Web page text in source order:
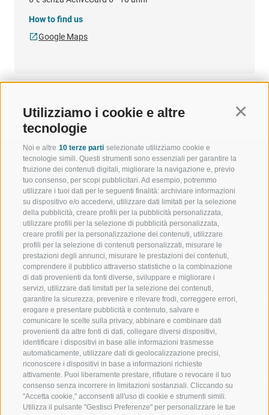
Utilizziamo i cookie e altre
tecnologie
Noi e altre 10 terze parti selezionate utilizziamo cookie e
tecnologie simili. Questi strumenti sono essenziali per garantire la
fruizione dei contenuti digitali, migliorare la navigazione e, previo
tuo consenso, per scopi pubblicitari. Ad esempio, potremmo
utilizzare i tuoi dati per le seguenti finalità: archiviare informazioni
su dispositivo e/o accedervi, utilizzare dati limitati per la selezione
della pubblicità, creare profili per la pubblicità personalizzata,
utilizzare profili per la selezione di pubblicità personalizzata,
creare profili per la personalizzazione dei contenuti, utilizzare
profili per la selezione di contenuti personalizzati, misurare le
prestazioni degli annunci, misurare le prestazioni dei contenuti,
comprendere il pubblico attraverso statistiche o la combinazione
di dati provenienti da fonti diverse, sviluppare e migliorare i
servizi, utilizzare dati limitati per la selezione dei contenuti,
garantire la sicurezza, prevenire e rilevare frodi, correggere errori,
erogare e presentare pubblicità e contenuto, salvare e
comunicare le scelte sulla privacy, abbinare e combinare dati
provenienti da altre fonti di dati, collegare diversi dispositivi,
identificare i dispositivi in base alle informazioni trasmesse
automaticamente, utilizzare dati di geolocalizzazione precisi,
riconoscere i dispositivi in base a informazioni richieste
attivamente. Puoi liberamente prestare, rifiutare o revocare il tuo
consenso senza incorrere in limitazioni sostanziali. Cliccando su
"Accetta cookie," acconsenti all'uso di cookie e strumenti simili.
Utilizza il pulsante "Gestisci Preferenze" per personalizzare le tue
How to find us
Google Maps
BENVENUTI NELLA REGIONE
TURISTICA DI RACINES
VAL GIOVO
VAL RACINES
VAL RIDANNA
IMPIANTI DI RISALITA
SCUOLA DI SCI RACINES
LUISL'S SKI SCHOOL A RACINES
SPORT E
MOMENTI
SCIARE
ESCURSIONI
ALTA
BIKE
FONDO
ACQUA DA